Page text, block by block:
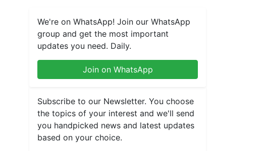
We're on WhatsApp! Join our WhatsApp
group and get the most important
updates you need. Daily.
Join on WhatsApp
Subscribe to our Newsletter. You choose
the topics of your interest and we'll send
you handpicked news and latest updates
based on your choice.